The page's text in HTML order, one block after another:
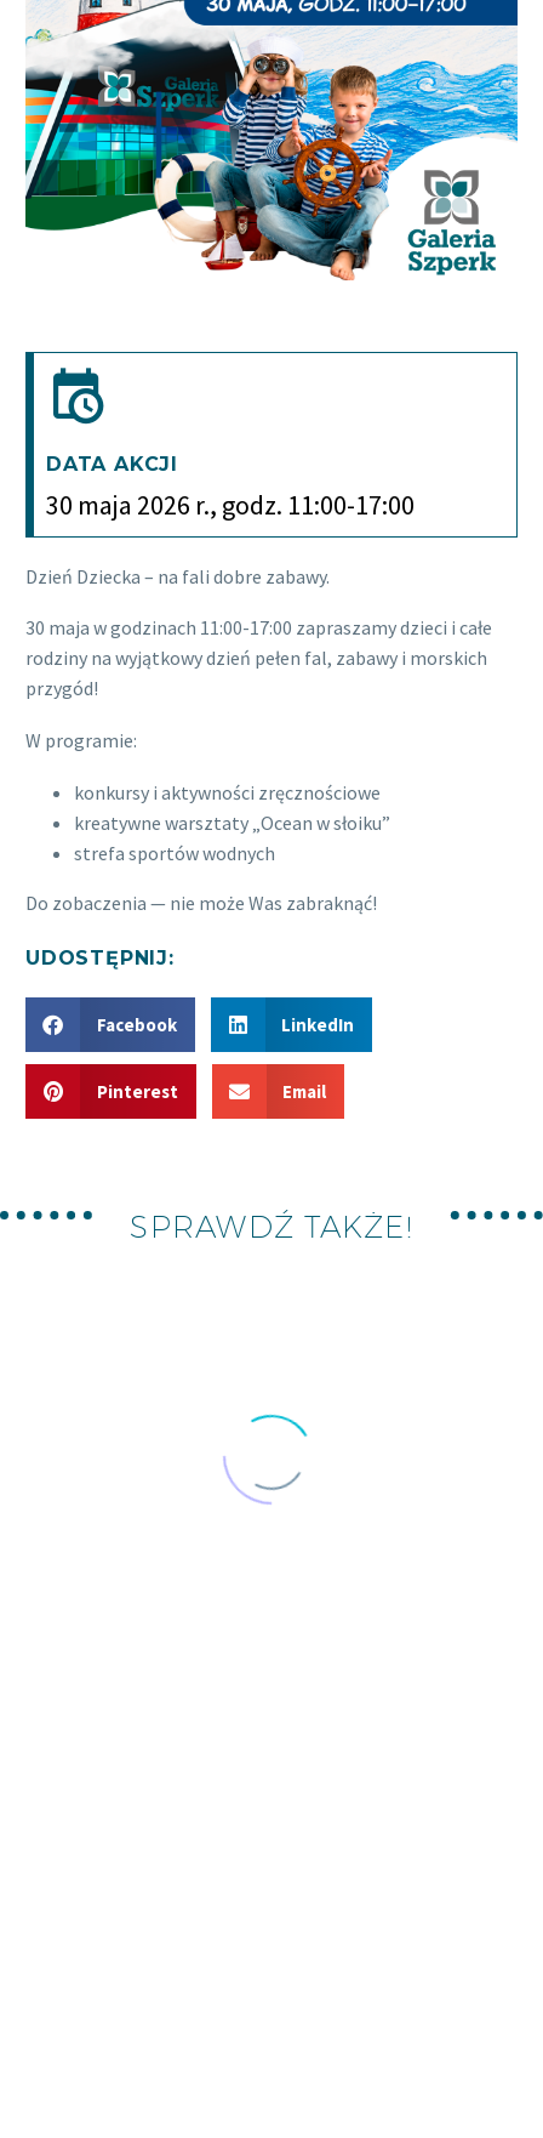
DATA AKCJI
30 maja 2026 r., godz. 11:00-17:00
Dzień Dziecka – na fali dobre zabawy.
30 maja w godzinach 11:00-17:00 zapraszamy dzieci i całe
rodziny na wyjątkowy dzień pełen fal, zabawy i morskich
przygód!
W programie:
konkursy i aktywności zręcznościowe
kreatywne warsztaty „Ocean w słoiku”
strefa sportów wodnych
Do zobaczenia — nie może Was zabraknąć!
UDOSTĘPNIJ:
Facebook LinkedIn
Pinterest Email
SPRAWDŹ TAKŻE!
05/08/2026
SMYK: DODATKOWE -20% NA
WYPRZEDAŻ UBRAŃ I BUTÓW